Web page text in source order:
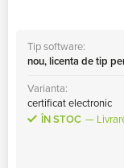
Tip software:
nou, licenta de tip
Varianta:
certificat electronic
ÎN STOC